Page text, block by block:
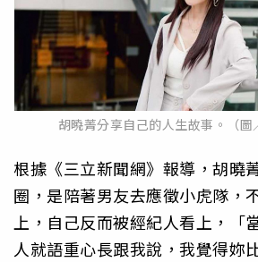
胡曉菁分享自己的人生故事。（圖
根據《三立新聞網》報導，胡曉
圈，是陪著男友去應徵小虎隊，
上，自己反而被經紀人看上，「
人就語重心長跟我說，我覺得妳